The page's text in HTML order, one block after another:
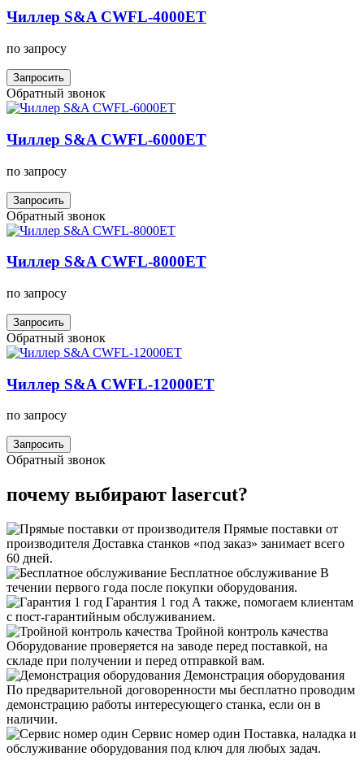
Чиллер S&A CWFL-4000ET
по запросу
Запросить
Обратный звонок
Чиллер S&A CWFL-6000ET
по запросу
Запросить
Обратный звонок
Чиллер S&A CWFL-8000ET
по запросу
Запросить
Обратный звонок
Чиллер S&A CWFL-12000ET
по запросу
Запросить
Обратный звонок
почему выбирают lasercut?
Прямые поставки от
производителя Доставка станков «под заказ» занимает всего
60 дней.
Бесплатное обслуживание В
течении первого года после покупки оборудования.
Гарантия 1 год А также, помогаем клиентам
с пост-гарантийным обслуживанием.
Тройной контроль качества
Оборудование проверяется на заводе перед поставкой, на
складе при получении и перед отправкой вам.
Демонстрация оборудования
По предварительной договоренности мы бесплатно проводим
демонстрацию работы интересующего станка, если он в
наличии.
Сервис номер один Поставка, наладка и
обслуживание оборудования под ключ для любых задач.